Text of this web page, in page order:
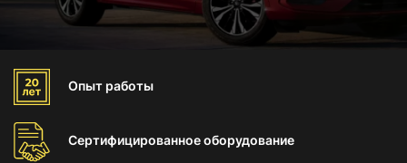
Опыт работы
Сертифицированноеоборудование